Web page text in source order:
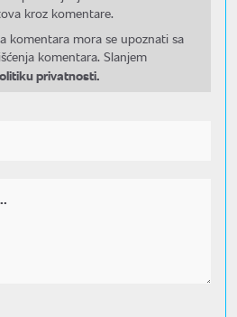
kroz komentare.
komentara mora se upoznati sa
komentara. Slanjem
privatnosti.